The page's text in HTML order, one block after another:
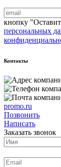
кнопку
персональных
Контакты
promo.ru
Позвонить
Написать
Заказать звонок